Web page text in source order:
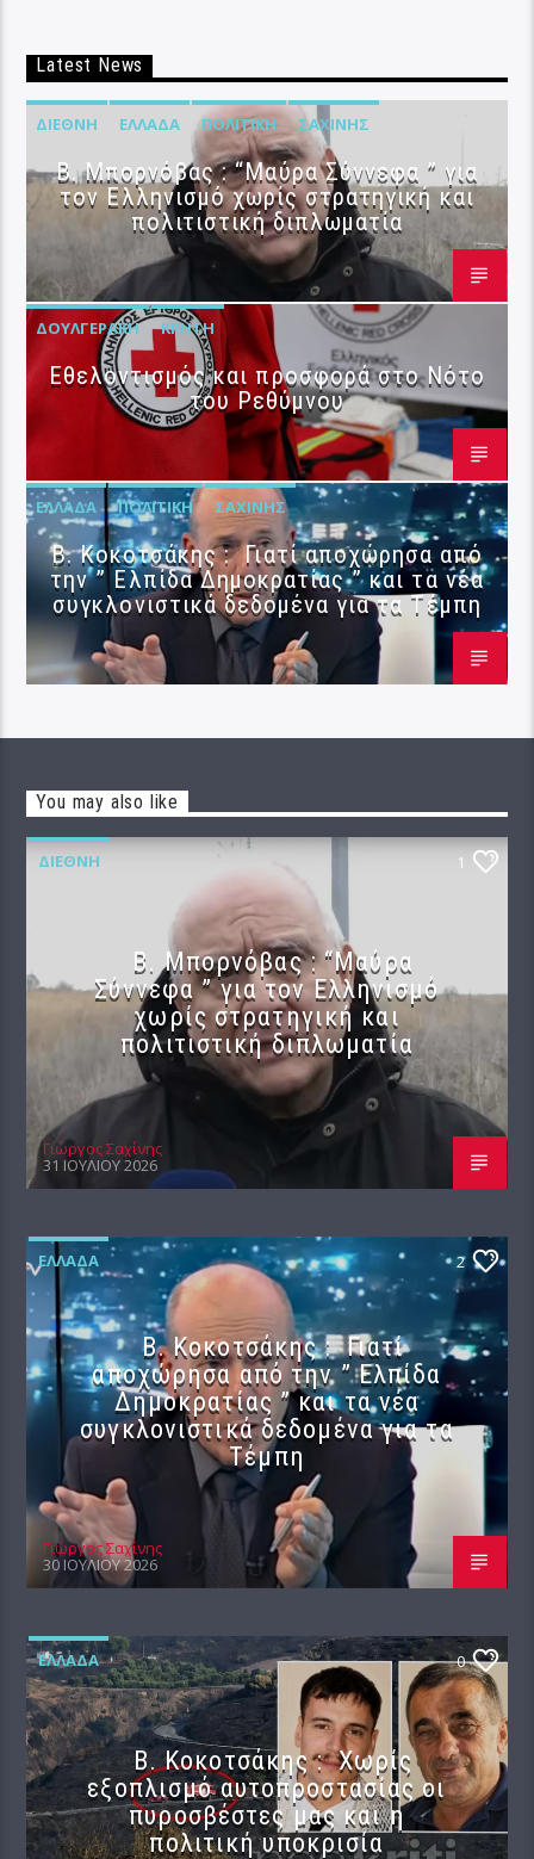
Latest News
ΔΙΕΘΝΉ ΕΛΛΆΔΑ ΠΟΛΙΤΙΚΉ ΣΑΧΊΝΗΣ
B. Μπορνόβας : “Μαύρα Σύννεφα ” για
τον Ελληνισμό χωρίς στρατηγική και
πολιτιστική διπλωματία
ΔΟΥΛΓΕΡΆΚΗ ΚΡΉΤΗ
Εθελοντισμός και προσφορά στο Νότο
του Ρεθύμνου
ΕΛΛΆΔΑ ΠΟΛΙΤΙΚΉ ΣΑΧΊΝΗΣ
Β. Κοκοτσάκης : Γιατί αποχώρησα από
την ” Ελπίδα Δημοκρατίας ” και τα νέα
συγκλονιστικά δεδομένα για τα Τέμπη
You may also like
ΔΙΕΘΝΉ 1
B. Μπορνόβας : “Μαύρα
Σύννεφα ” για τον Ελληνισμό
χωρίς στρατηγική και
πολιτιστική διπλωματία
Γιώργος Σαχίνης
31 ΙΟΥΛΊΟΥ 2026
ΕΛΛΆΔΑ 2
Β. Κοκοτσάκης : Γιατί
αποχώρησα από την ” Ελπίδα
Δημοκρατίας ” και τα νέα
συγκλονιστικά δεδομένα για τα
Τέμπη
Γιώργος Σαχίνης
30 ΙΟΥΛΊΟΥ 2026
ΕΛΛΆΔΑ 0
Β. Κοκοτσάκης : Χωρίς
εξοπλισμό αυτοπροστασίας οι
πυροσβέστες μας και η
πολιτική υποκρισία